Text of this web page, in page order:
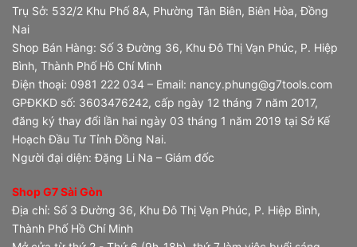
Trụ Sở: 532/2 Khu Phố 8A, Phường Tân Biên, Biên Hòa, Đồng
Nai
Shop Bán Hàng: Số 3 Đường 36, Khu Đô Thị Vạn Phúc, P. Hiệp
Bình, Thành Phố Hồ Chí Minh
Điện thoại: 0981 222 034 – Email: nancy.phung@g7tools.com
GPĐKKD số: 3603476242, cấp ngày 12 tháng 7 năm 2017,
đăng ký thay đổi lần hai ngày 03 tháng 1 năm 2019 tại Sở Kế
Hoạch Đầu Tư Tỉnh Đồng Nai.
Người đại diện: Đặng Li Na – Giám đốc
Shop G7 Sài Gòn
Địa chỉ: Số 3 Đường 36, Khu Đô Thị Vạn Phúc, P. Hiệp Bình,
Thành Phố Hồ Chí Minh